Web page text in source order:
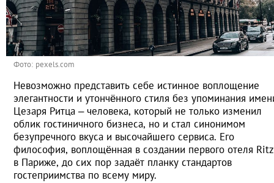
Фото: pexels.com
Невозможно представить себе истинное воплощение
элегантности и утончённого стиля без упоминания
Цезаря Ритца – человека, который не только изменил
облик гостиничного бизнеса, но и стал синонимом
безупречного вкуса и высочайшего сервиса. Его
философия, воплощённая в создании первого отеля Ritz
в Париже, до сих пор задаёт планку стандартов
гостеприимства по всему миру.